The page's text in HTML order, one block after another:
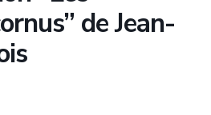
de Jean-